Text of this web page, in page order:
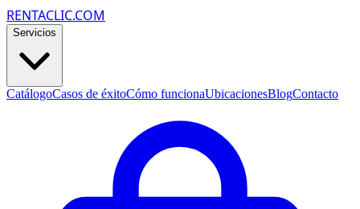
RENTACLIC.COM
Servicios
CatálogoCasos de éxitoCómo funcionaUbicacionesBlogContacto